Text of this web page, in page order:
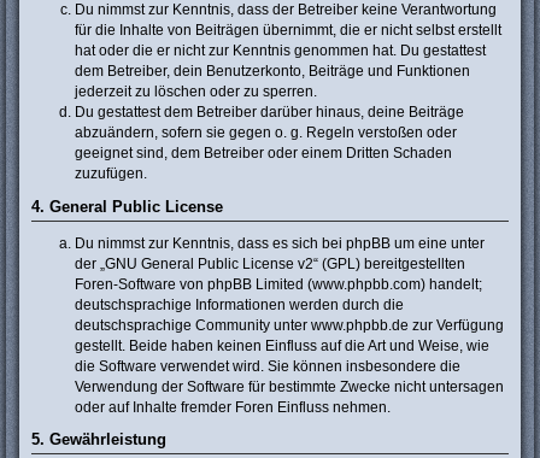
Du nimmst zur Kenntnis, dass der Betreiber keine Verantwortung
für die Inhalte von Beiträgen übernimmt, die er nicht selbst erstellt
hat oder die er nicht zur Kenntnis genommen hat. Du gestattest
dem Betreiber, dein Benutzerkonto, Beiträge und Funktionen
jederzeit zu löschen oder zu sperren.
Du gestattest dem Betreiber darüber hinaus, deine Beiträge
abzuändern, sofern sie gegen o. g. Regeln verstoßen oder
geeignet sind, dem Betreiber oder einem Dritten Schaden
zuzufügen.
4. General Public License
Du nimmst zur Kenntnis, dass es sich bei phpBB um eine unter
der „ GNU General Public License v2“ (GPL) bereitgestellten
Foren-Software von phpBB Limited (www.phpbb.com) handelt;
deutschsprachige Informationen werden durch die
deutschsprachige Community unter www.phpbb.de zur Verfügung
gestellt. Beide haben keinen Einfluss auf die Art und Weise, wie
die Software verwendet wird. Sie können insbesondere die
Verwendung der Software für bestimmte Zwecke nicht untersagen
oder auf Inhalte fremder Foren Einfluss nehmen.
5. Gewährleistung